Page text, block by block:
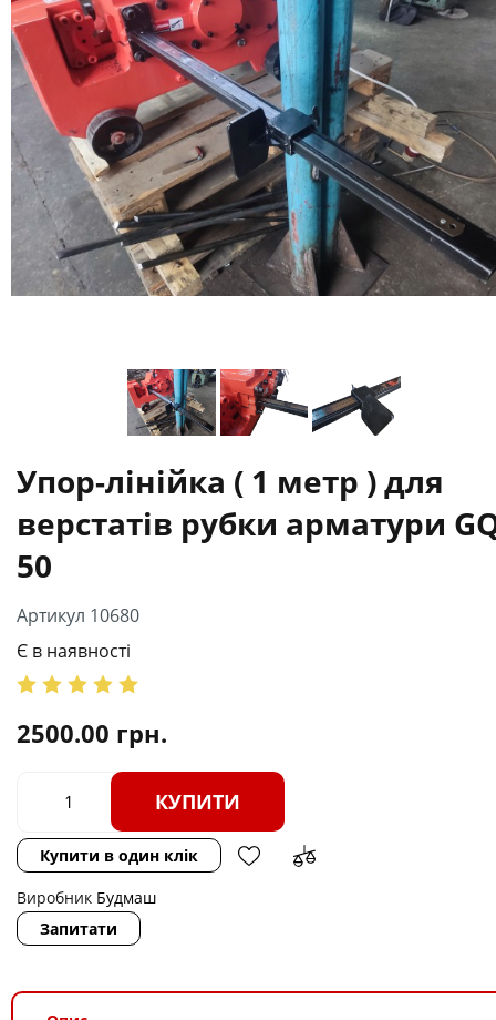
Упор-лінійка ( 1 метр ) для
верстатів рубки арматури
50
Артикул 10680
Є в наявності
2500.00 грн.
КУПИТИ
Купити в один клік
Виробник Будмаш
Запитати